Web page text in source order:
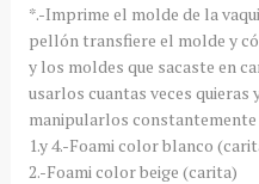
*.-Imprime el molde de la
pellón transfiere el molde y
y los moldes que sacaste en
usarlos cuantas veces quieras
manipularlos constantemente
1.y 4.-Foami color blanco
2.-Foami color beige (carita)